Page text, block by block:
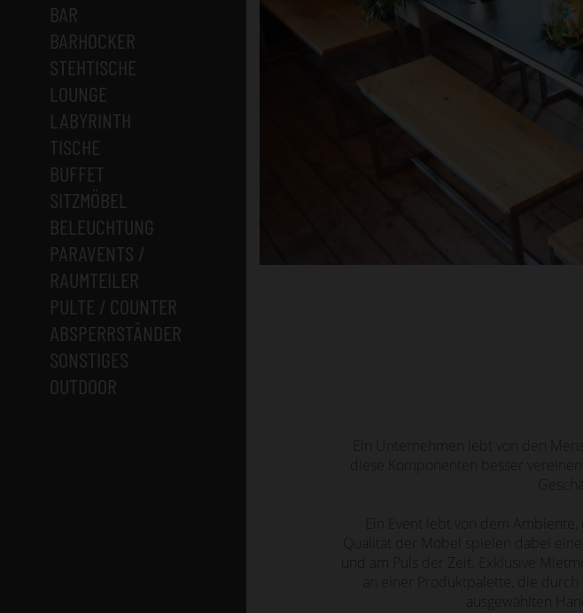
BAR
BARHOCKER
STEHTISCHE
LOUNGE
LABYRINTH
TISCHE
BUFFET
SITZMÖBEL
BELEUCHTUNG
PARAVENTS /
RAUMTEILER
PULTE / COUNTER
ABSPERRSTÄNDER
SONSTIGES
OUTDOOR
Ein Unternehmen lebt von den
diese Komponenten besser
Ein Event lebt von dem
Qualität der Möbel spielen dabei
und am Puls der Zeit. Exklusive
an einer Produktpalette, die
ausgewählten